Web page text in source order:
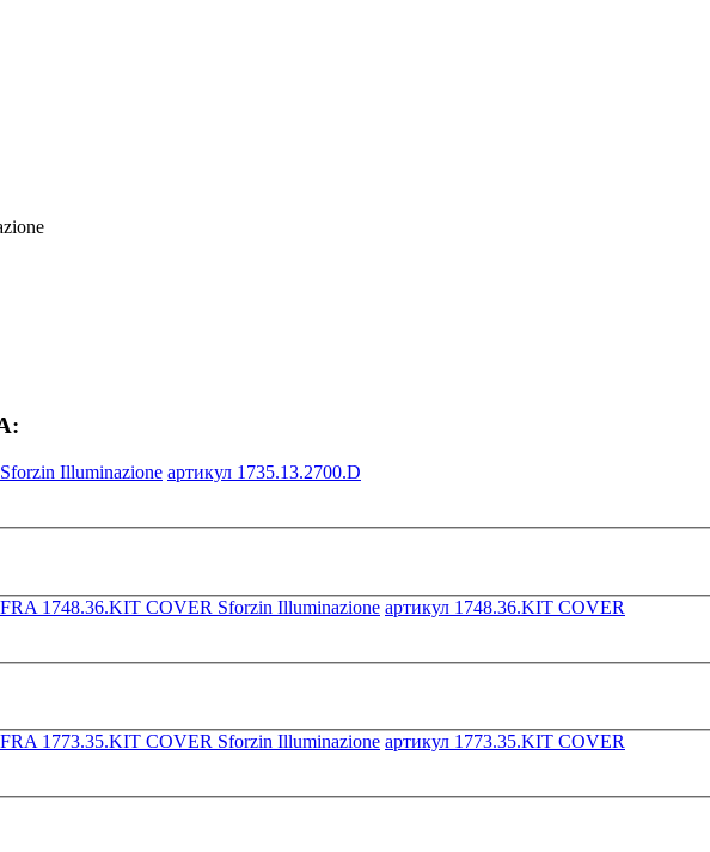
артикул 1735.13.2700.D
артикул 1748.36.KIT COVER
артикул 1773.35.KIT COVER